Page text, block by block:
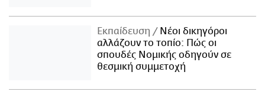
Εκπαίδευση
Νέοι δικηγόροι
αλλάζουν το τοπίο: Πώς οι
σπουδές Νομικής οδηγούν σε
θεσμική συμμετοχή